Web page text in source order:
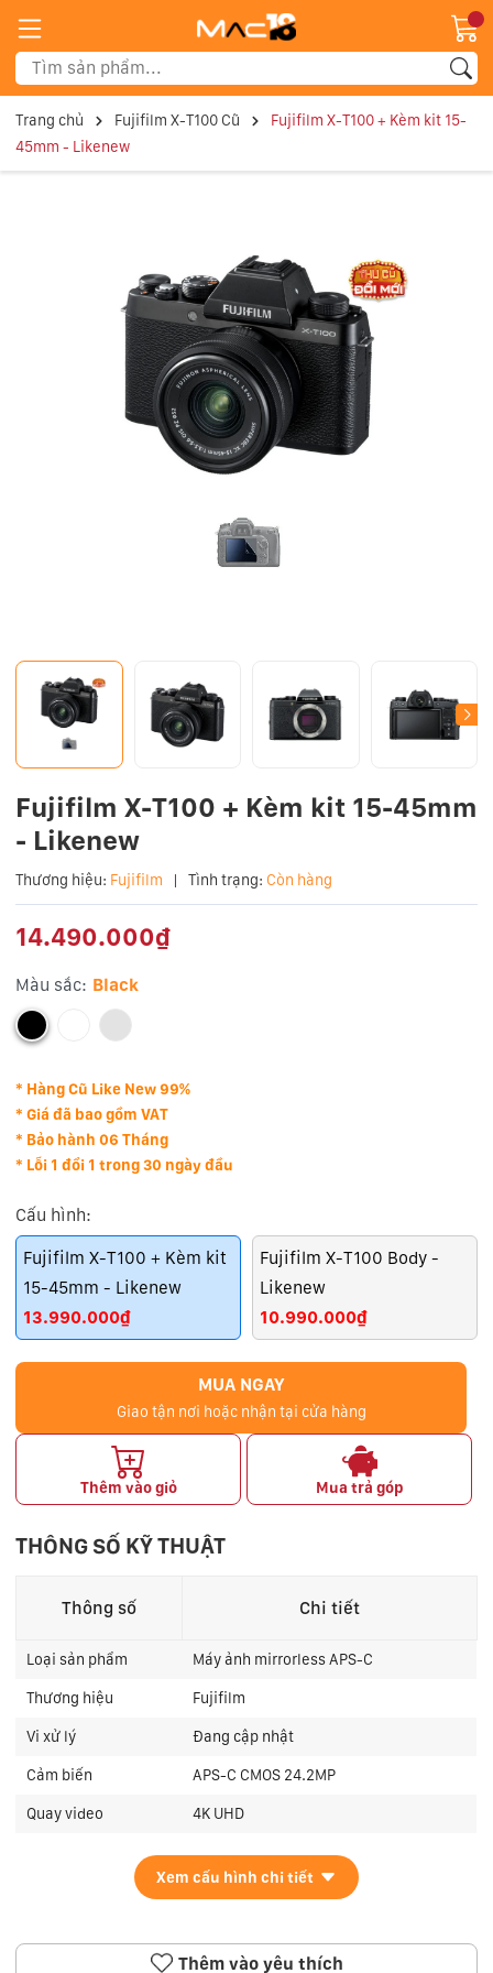
Trang chủ Fujifilm X-T100 Cũ
Fujifilm X-T100 + Kèm kit 15-
45mm - Likenew
Fujifilm X-T100 + Kèm kit 15-45mm
- Likenew
Thương hiệu: Fujifilm | Tình trạng: Còn hàng
14.490.000₫
Màu sắc: Black
* Hàng Cũ Like New 99%
* Giá đã bao gồm VAT
* Bảo hành 06 Tháng
* Lỗi 1 đổi 1 trong 30 ngày đầu
Cấu hình:
Fujifilm X-T100 + Kèm kit
15-45mm - Likenew
13.990.000₫
Fujifilm X-T100 Body -
Likenew
10.990.000₫
MUA NGAY
Giao tận nơi hoặc nhận tại cửa hàng
Thêm vào giỏ Mua trả góp
THÔNG SỐ KỸ THUẬT
Thông số Chi tiết
Loại sản phẩm Máy ảnh mirrorless APS-C
Thương hiệu Fujifilm
Vi xử lý Đang cập nhật
Cảm biến APS-C CMOS 24.2MP
Quay video 4K UHD
Xem cấu hình chi tiết
Thêm vào yêu thích